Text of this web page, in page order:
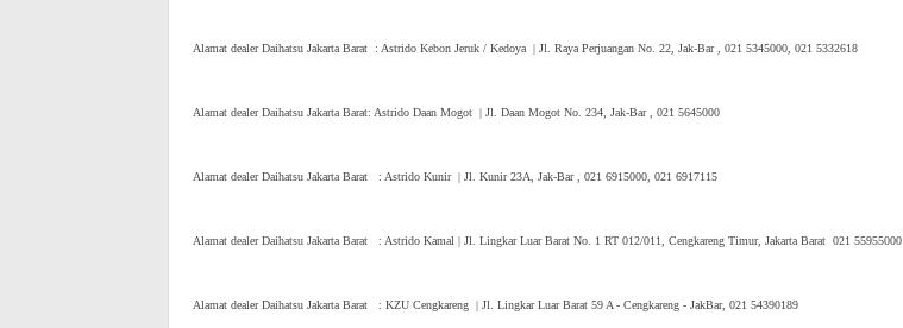
Alamat dealer Daihatsu Jakarta Barat : Astrido Kebon Jeruk / Kedoya | Jl. Raya Perjuangan No. 22, Jak-Bar , 021 5345000, 021 5332618
Alamat dealer Daihatsu Jakarta Barat: Astrido Daan Mogot | Jl. Daan Mogot No. 234, Jak-Bar , 021 5645000
Alamat dealer Daihatsu Jakarta Barat : Astrido Kunir | Jl. Kunir 23A, Jak-Bar , 021 6915000, 021 6917115
Alamat dealer Daihatsu Jakarta Barat : Astrido Kamal | Jl. Lingkar Luar Barat No. 1 RT 012/011, Cengkareng Timur, Jakarta Barat 021 55955000
Alamat dealer Daihatsu Jakarta Barat : KZU Cengkareng | Jl. Lingkar Luar Barat 59 A - Cengkareng - JakBar, 021 54390189